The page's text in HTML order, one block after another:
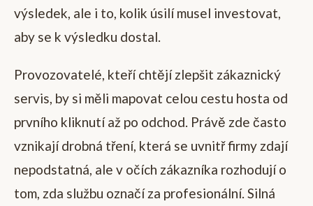
výsledek, ale i to, kolik úsilí musel investovat,
aby se k výsledku dostal.
Provozovatelé, kteří chtějí zlepšit zákaznický
servis, by si měli mapovat celou cestu hosta od
prvního kliknutí až po odchod. Právě zde často
vznikají drobná tření, která se uvnitř firmy zdají
nepodstatná, ale v očích zákazníka rozhodují o
tom, zda službu označí za profesionální. Silná